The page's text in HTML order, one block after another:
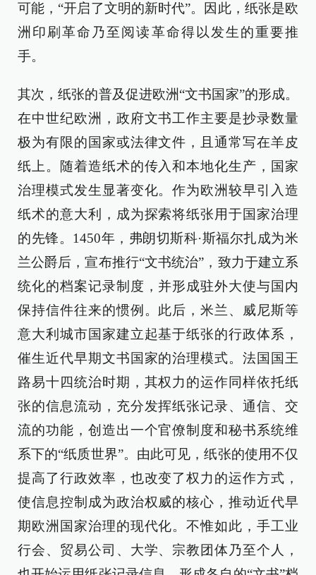
可能，“开启了文明的新时代”。因此，纸张是欧
洲印刷革命乃至阅读革命得以发生的重要推
手。
其次，纸张的普及促进欧洲“文书国家”的形成。
在中世纪欧洲，政府文书工作主要是抄录数量
极为有限的国家或法律文件，且通常写在羊皮
纸上。随着造纸术的传入和本地化生产，国家
治理模式发生显著变化。作为欧洲较早引入造
纸术的意大利，成为探索将纸张用于国家治理
的先锋。1450年，弗朗切斯科·斯福尔扎成为米
兰公爵后，宣布推行“文书统治”，致力于建立系
统化的档案记录制度，并形成驻外大使与国内
保持信件往来的惯例。此后，米兰、威尼斯等
意大利城市国家建立起基于纸张的行政体系，
催生近代早期文书国家的治理模式。法国国王
路易十四统治时期，其权力的运作同样依托纸
张的信息流动，充分发挥纸张记录、通信、交
流的功能，创造出一个官僚制度和秘书系统维
系下的“纸质世界”。由此可见，纸张的使用不仅
提高了行政效率，也改变了权力的运作方式，
使信息控制成为政治权威的核心，推动近代早
期欧洲国家治理的现代化。不惟如此，手工业
行会、贸易公司、大学、宗教团体乃至个人，